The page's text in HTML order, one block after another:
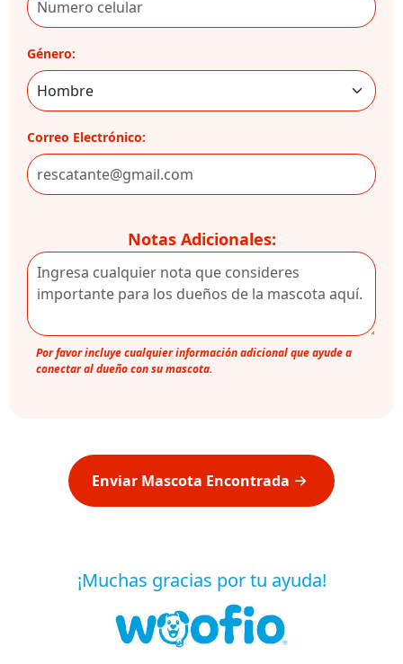
Género:
Correo Electrónico:
Notas Adicionales:
Por favor incluye cualquier información adicional que ayude a
conectar al dueño con su mascota.
Enviar Mascota Encontrada
¡Muchas gracias por tu ayuda!